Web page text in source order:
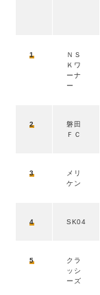
1
ＮＳ
Ｋワ
ーナ
ー
2
磐田
ＦＣ
3
メリ
ケン
4 SK04
5
クラ
ッシ
ーズ